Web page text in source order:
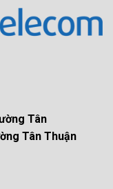
Tân
Tân Thuận